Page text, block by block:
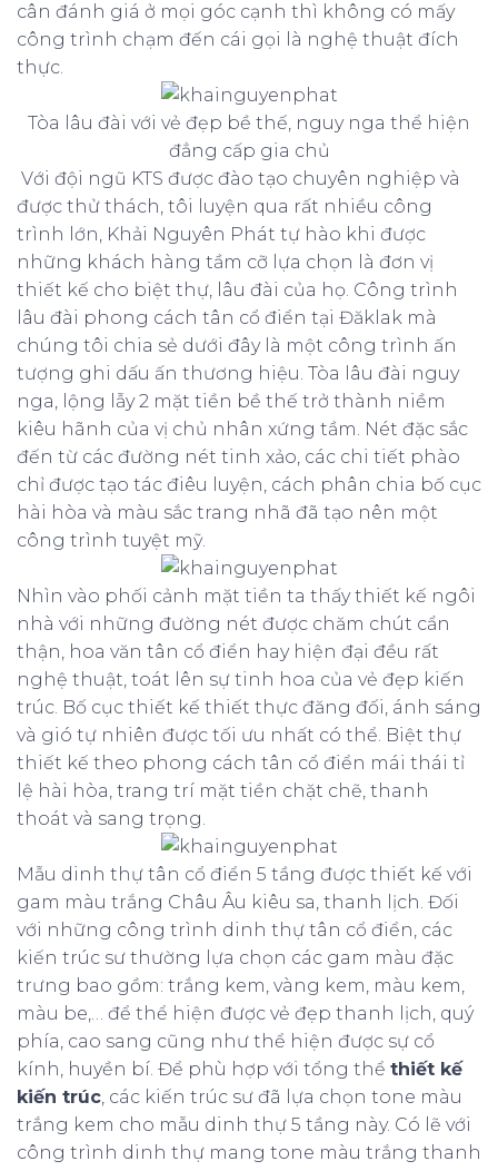
cân đánh giá ở mọi góc cạnh thì không có mấy
công trình chạm đến cái gọi là nghệ thuật đích
thực.
Tòa lâu đài với vẻ đẹp bề thế, nguy nga thể hiện
đẳng cấp gia chủ
Với đội ngũ KTS được đào tạo chuyên nghiệp và
được thử thách, tôi luyện qua rất nhiều công
trình lớn, Khải Nguyên Phát tự hào khi được
những khách hàng tầm cỡ lựa chọn là đơn vị
thiết kế cho biệt thự, lâu đài của họ. Công trình
lâu đài phong cách tân cổ điển tại Đăklak mà
chúng tôi chia sẻ dưới đây là một công trình ấn
tượng ghi dấu ấn thương hiệu. Tòa lâu đài nguy
nga, lộng lẫy 2 mặt tiền bề thế trở thành niềm
kiêu hãnh của vị chủ nhân xứng tầm. Nét đặc sắc
đến từ các đường nét tinh xảo, các chi tiết phào
chỉ được tạo tác điêu luyện, cách phân chia bố cục
hài hòa và màu sắc trang nhã đã tạo nên một
công trình tuyệt mỹ.
Nhìn vào phối cảnh mặt tiền ta thấy thiết kế ngôi
nhà với những đường nét được chăm chút cẩn
thận, hoa văn tân cổ điển hay hiện đại đều rất
nghệ thuật, toát lên sự tinh hoa của vẻ đẹp kiến
trúc. Bố cục thiết kế thiết thực đăng đối, ánh sáng
và gió tự nhiên được tối ưu nhất có thể. Biệt thự
thiết kế theo phong cách tân cổ điển mái thái tỉ
lệ hài hòa, trang trí mặt tiền chặt chẽ, thanh
thoát và sang trọng.
Mẫu dinh thự tân cổ điển 5 tầng được thiết kế với
gam màu trắng Châu Âu kiêu sa, thanh lịch. Đối
với những công trình dinh thự tân cổ điển, các
kiến trúc sư thường lựa chọn các gam màu đặc
trưng bao gồm: trắng kem, vàng kem, màu kem,
màu be,… để thể hiện được vẻ đẹp thanh lịch, quý
phía, cao sang cũng như thể hiện được sự cổ
kính, huyền bí. Để phù hợp với tổng thể thiết kế
kiến trúc, các kiến trúc sư đã lựa chọn tone màu
trắng kem cho mẫu dinh thự 5 tầng này. Có lẽ với
công trình dinh thự mang tone màu trắng thanh